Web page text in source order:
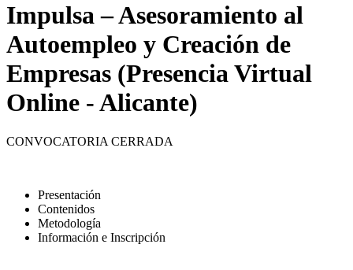
Impulsa – Asesoramiento al
Autoempleo y Creación de
Empresas (Presencia Virtual
Online - Alicante)
CONVOCATORIA CERRADA
Presentación
Contenidos
Metodología
Información e Inscripción